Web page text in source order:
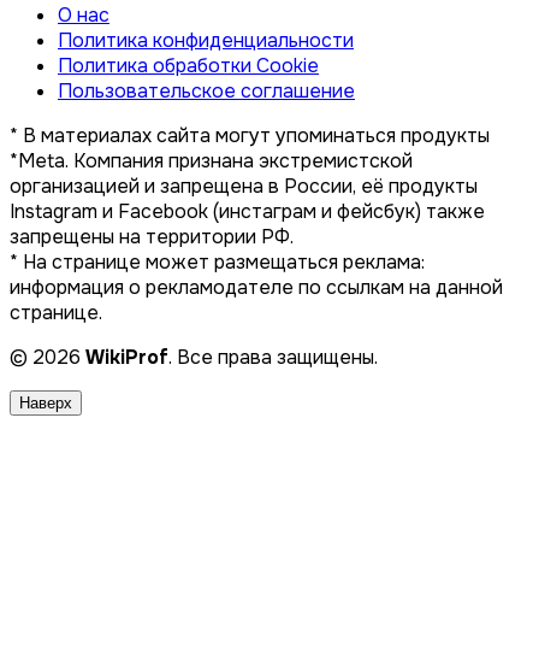
О нас
Политика конфиденциальности
Политика обработки Cookie
Пользовательское соглашение
* В материалах сайта могут упоминаться продукты
*Meta. Компания признана экстремистской
организацией и запрещена в России, её продукты
Instagram и Facebook (инстаграм и фейсбук) также
запрещены на территории РФ.
* На странице может размещаться реклама:
информация о рекламодателе по ссылкам на данной
странице.
© 2026 WikiProf. Все права защищены.
Наверх